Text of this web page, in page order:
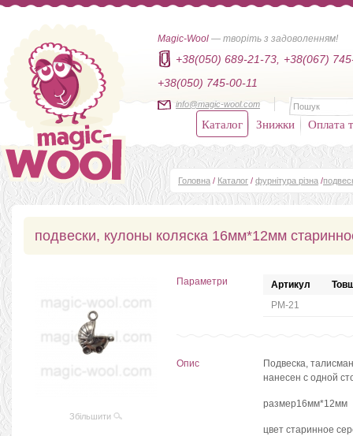
Magic-Wool — творіть з задоволенням!
+38(050) 689-21-73,
+38(067)
+38(050) 745-00-11
info@magic-wool.com
Каталог Знижки Оплата
Головна / Каталог / фурнітура різна /
подвески, кулоны коляска 16мм*12мм
Збільшити
Параметри Артикул
РМ-21
Опис
Подвеска,
нанесен с одной
размер16мм*12мм
цвет старинное